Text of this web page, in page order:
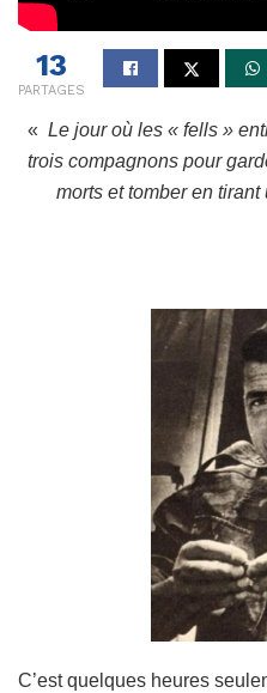
13
PARTAGES
« Le jour où les « fells »
trois compagnons pour
morts et tomber en
C’est quelques heures